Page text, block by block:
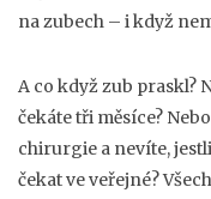
na zubech – i když
A co když zub praskl?
čekáte tři měsíce?
chirurgie a nevíte,
čekat ve veřejné?